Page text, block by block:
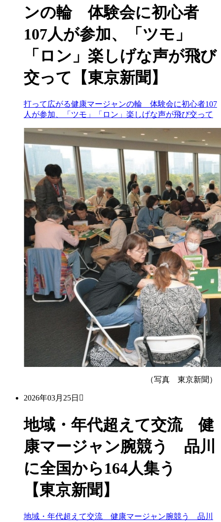
ンの輪 体験会に初心者
107人が参加、「ツモ」
「ロン」楽しげな声が飛び
交って【東京新聞】
打って広がる健康マージャンの輪 体験会に初心者107
人が参加、「ツモ」「ロン」楽しげな声が飛び交って
（写真 東京新聞）
2026年03月25日
地域・年代超えて交流 健
康マージャン腕競う 品川
に全国から164人集う
【東京新聞】
地域・年代超えて交流 健康マージャン腕競う 品川